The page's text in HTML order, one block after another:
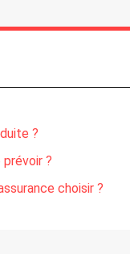
?
?
choisir ?